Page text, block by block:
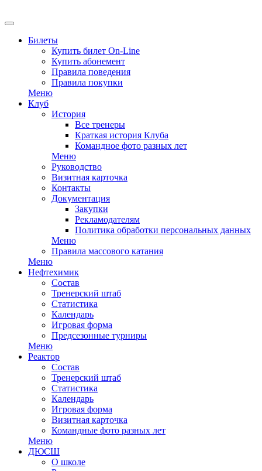
Билеты
Купить билет On-Line
Купить абонемент
Правила поведения
Правила покупки
Меню
Клуб
История
Все тренеры
Краткая история Клуба
Командное фото разных лет
Меню
Руководство
Визитная карточка
Контакты
Документация
Закупки
Рекламодателям
Политика обработки персональных данных
Меню
Правила массового катания
Меню
Нефтехимик
Состав
Тренерский штаб
Статистика
Календарь
Игровая форма
Предсезонные турниры
Меню
Реактор
Состав
Тренерский штаб
Статистика
Календарь
Игровая форма
Визитная карточка
Командные фото разных лет
Меню
ДЮСШ
О школе